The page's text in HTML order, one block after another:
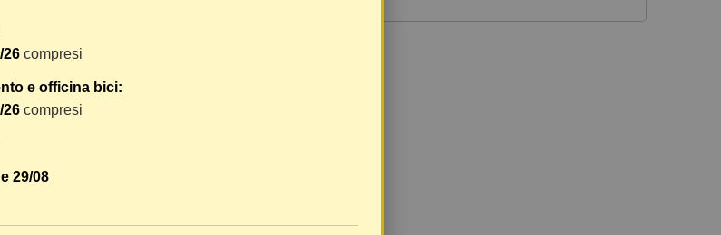
26 compresi
e officina bici:
26 compresi
29/08